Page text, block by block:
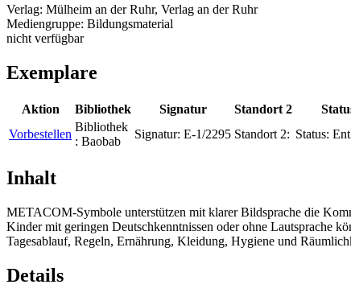
Verlag: Mülheim an der Ruhr, Verlag an der Ruhr
Mediengruppe: Bildungsmaterial
nicht verfügbar
Exemplare
Aktion Bibliothek Signatur Standort 2
Vorbestellen
Bibliothek
: Baobab
Signatur: E-1/2295 Standort 2: Status:
Inhalt
METACOM-Symbole unterstützen mit klarer Bildsprache die
Kinder mit geringen Deutschkenntnissen oder ohne Lautsprache
Tagesablauf, Regeln, Ernährung, Kleidung, Hygiene und
Details